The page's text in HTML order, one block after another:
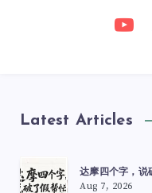
Latest Articles
达摩四个字，说
Aug 7, 2026